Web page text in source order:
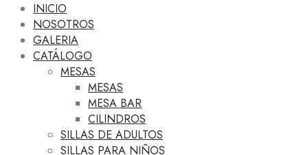
INICIO
NOSOTROS
GALERIA
CATÁLOGO
MESAS
MESAS
MESA BAR
CILINDROS
SILLAS DE ADULTOS
SILLAS PARA NIÑOS